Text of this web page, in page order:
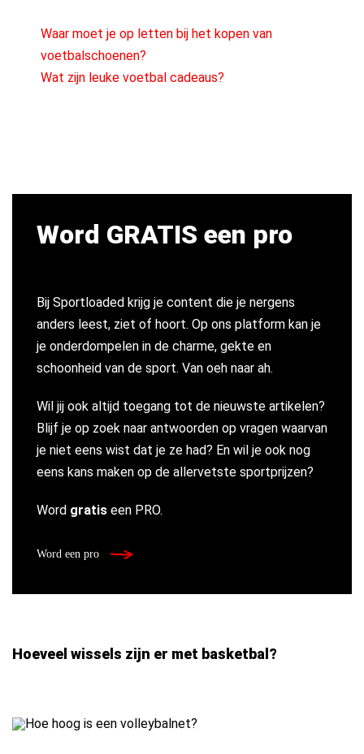
Waar moet je op letten bij het kopen van
voetbalschoenen?
Wat zijn leuke voetbal cadeaus?
Word GRATIS een pro
Bij Sportloaded krijg je content die je nergens
anders leest, ziet of hoort. Op ons platform kan je
je onderdompelen in de charme, gekte en
schoonheid van de sport. Van oeh naar ah.
Wil jij ook altijd toegang tot de nieuwste artikelen?
Blijf je op zoek naar antwoorden op vragen waarvan
je niet eens wist dat je ze had? En wil je ook nog
eens kans maken op de allervetste sportprijzen?
Word gratis een PRO.
Word een pro
Hoeveel wissels zijn er met basketbal?